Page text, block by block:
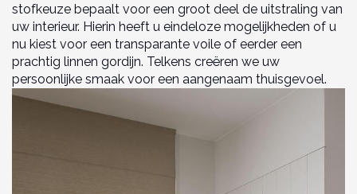
stofkeuze bepaalt voor een groot deel de uitstraling van
uw interieur. Hierin heeft u eindeloze mogelijkheden of u
nu kiest voor een transparante voile of eerder een
prachtig linnen gordijn. Telkens creëren we uw
persoonlijke smaak voor een aangenaam thuisgevoel.